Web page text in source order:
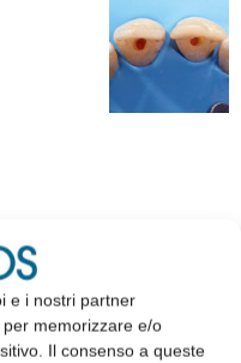
e i nostri partner
memorizzare e/o
Il consenso a queste